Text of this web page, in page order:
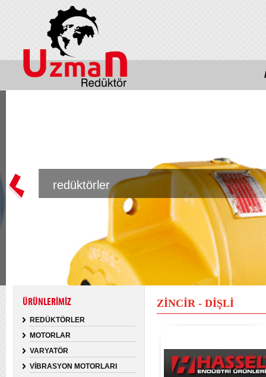
redüktörler
ÜRÜNLERİMİZ
REDÜKTÖRLER
MOTORLAR
VARYATÖR
VİBRASYON MOTORLARI
ZİNCİR - DİŞLİ